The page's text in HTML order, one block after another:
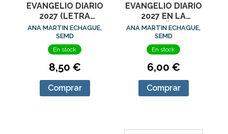
EVANGELIO DIARIO
2027 (LETRA
GRANDE) EN LA
COMPAÑIA DE
JESUS
ANA MARTIN ECHAGUE,
SEMD
En stock
8,50 €
Comprar
EVANGELIO DIARIO
2027 EN LA
COMPAÑIA DE
JESUS
ANA MARTIN ECHAGUE,
SEMD
En stock
6,00 €
Comprar